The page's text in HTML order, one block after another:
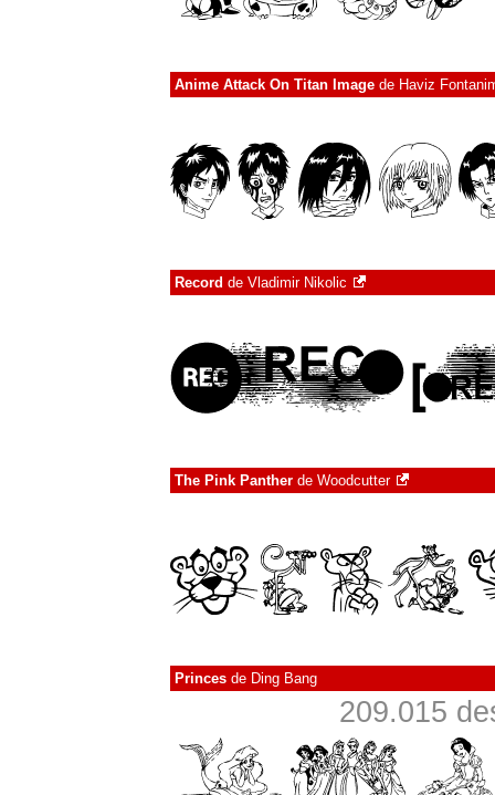
Anime Attack On Titan Image de Haviz
Record de Vladimir Nikolic
The Pink Panther de Woodcutter
Princes de Ding Bang
209.015